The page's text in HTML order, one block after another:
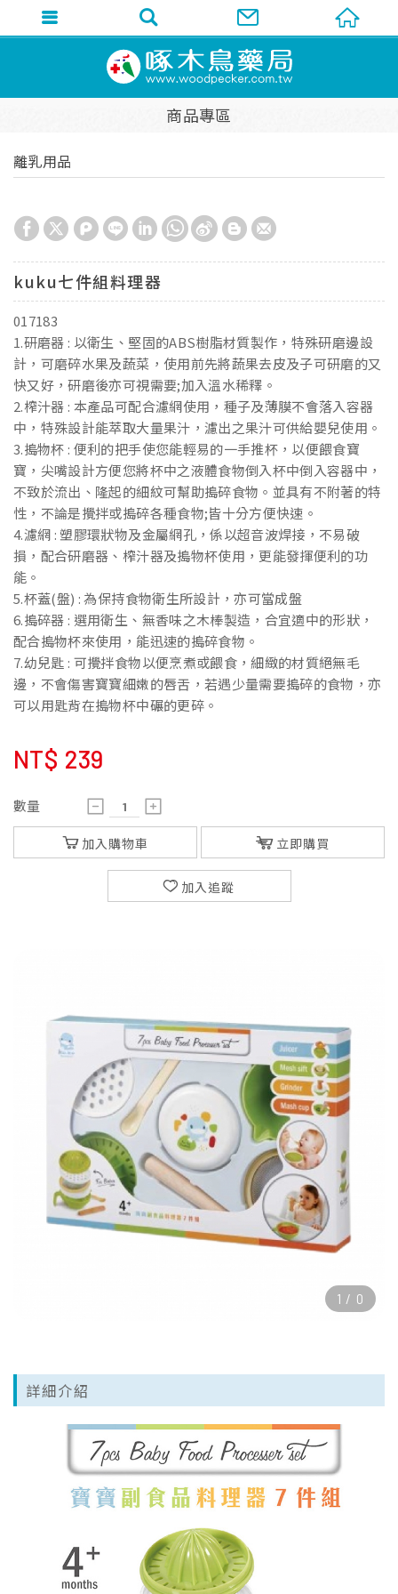
商品專區
離乳用品
kuku七件組料理器
017183
1.研磨器 : 以衛生、堅固的ABS樹脂材質製作，特殊研磨邊設
計，可磨碎水果及蔬菜，使用前先將蔬果去皮及子可研磨的又
快又好，研磨後亦可視需要;加入溫水稀釋。
2.榨汁器 : 本產品可配合濾網使用，種子及薄膜不會落入容器
中，特殊設計能萃取大量果汁，濾出之果汁可供給嬰兒使用。
3.搗物杯 : 便利的把手使您能輕易的一手推杯，以便餵食寶
寶，尖嘴設計方便您將杯中之液體食物倒入杯中倒入容器中，
不致於流出、隆起的細紋可幫助搗碎食物。並具有不附著的特
性，不論是攪拌或搗碎各種食物;皆十分方便快速。
4.濾網 : 塑膠環狀物及金屬網孔，係以超音波焊接，不易破
損，配合研磨器、榨汁器及搗物杯使用，更能發揮便利的功
能。
5.杯蓋(盤) : 為保持食物衛生所設計，亦可當成盤
6.搗碎器 : 選用衛生、無香味之木棒製造，合宜適中的形狀，
配合搗物杯來使用，能迅速的搗碎食物。
7.幼兒匙 : 可攪拌食物以便烹煮或餵食，細緻的材質絕無毛
邊，不會傷害寶寶細嫩的唇舌，若遇少量需要搗碎的食物，亦
可以用匙背在搗物杯中碾的更碎。
NT$ 239
數量
加入購物車 立即購買
加入追蹤
1 / 0
詳細介紹